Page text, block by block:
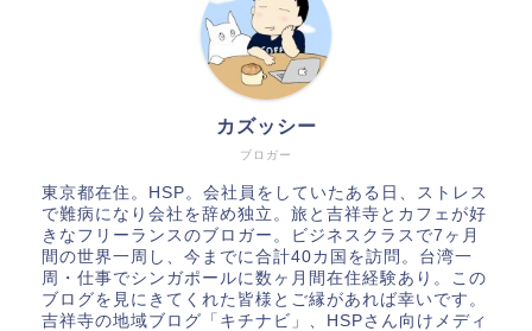
ブロガー
カズッシー
東京都在住。HSP。会社員をしていたある日、ストレス
で難病になり会社を辞め独立。旅と吉祥寺とカフェが好
きなフリーランスのブロガー。ビジネスクラスで7ヶ月
間の世界一周し、今までに合計40カ国を訪問。台湾一
周・仕事でシンガポールに数ヶ月間在住経験あり。この
ブログを見にきてくれた皆様とご縁があれば幸いです。
吉祥寺の地域ブログ「キチナビ」、HSPさん向けメディ